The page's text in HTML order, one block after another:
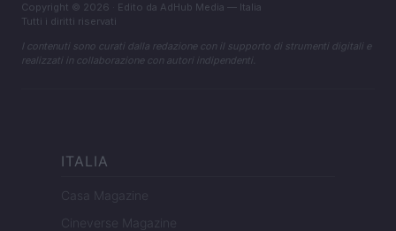
Copyright © 2026 · Edito da AdHub Media — Italia
Tutti i diritti riservati
I contenuti sono curati dalla redazione con il supporto di strumenti digitali e
realizzati in collaborazione con autori indipendenti.
ITALIA
Casa Magazine
Cineverse Magazine